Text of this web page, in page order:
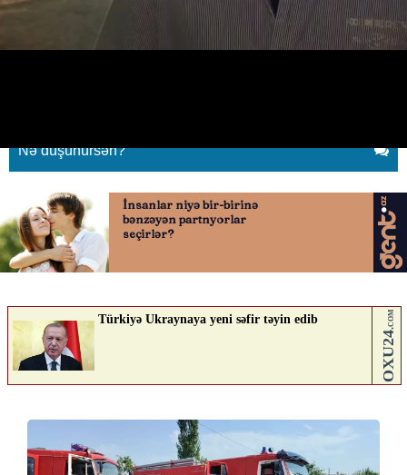
Azərbaycana gəldi:
23.04.2026 0
Nə düşünürsən?